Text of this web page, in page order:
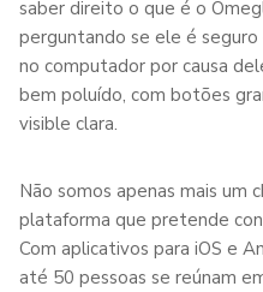
saber direito o que é o
perguntando se ele é seguro
no computador por causa
bem poluído, com botões
visible clara.
Não somos apenas mais um
plataforma que pretende
Com aplicativos para iOS e
até 50 pessoas se reúnam